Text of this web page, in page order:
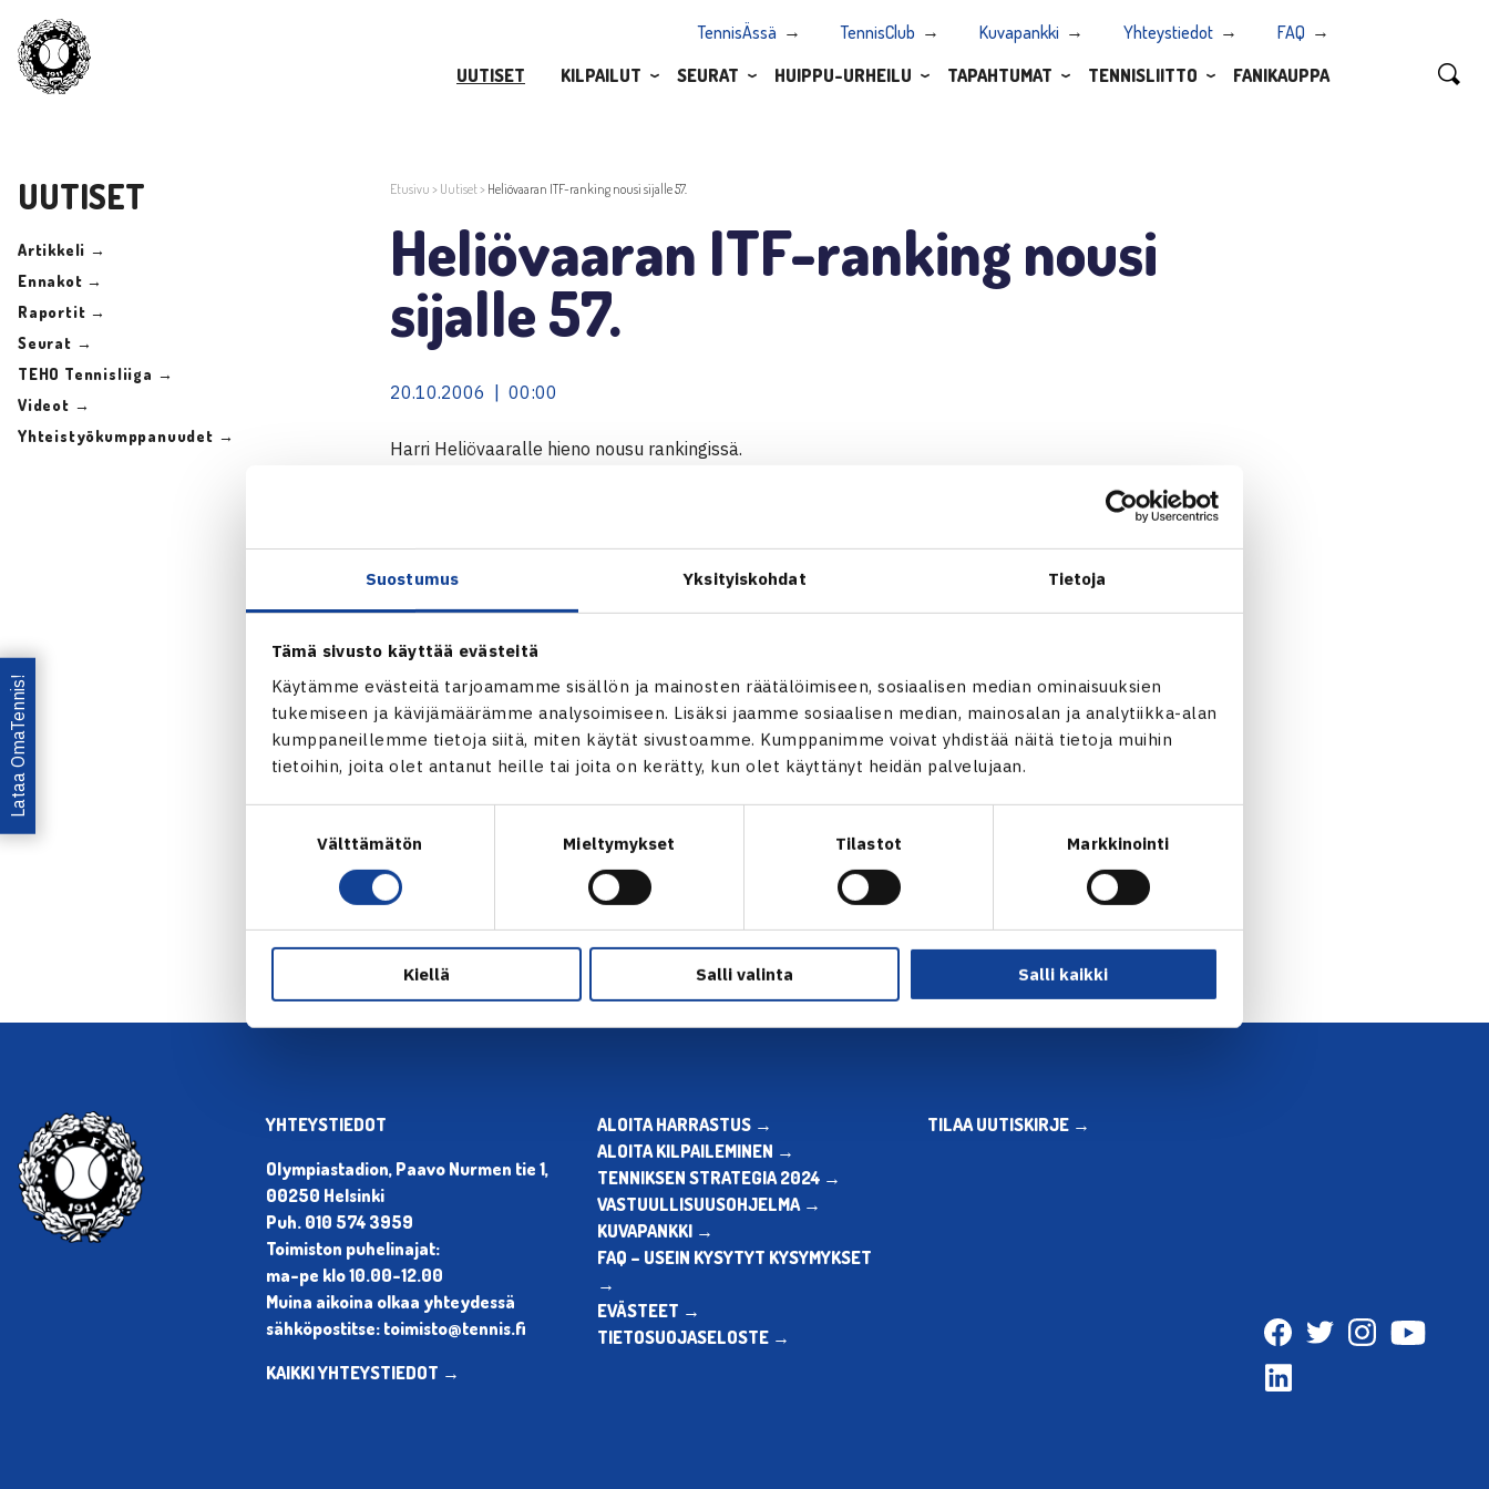
Suostumus Yksityiskohdat Tietoja
Tämä sivusto käyttää evästeitä
Käytämme evästeitä tarjoamamme sisällön ja mainosten räätälöimiseen, sosiaalisen median ominaisuuksien
tukemiseen ja kävijämäärämme analysoimiseen. Lisäksi jaamme sosiaalisen median, mainosalan ja analytiikka-alan
kumppaneillemme tietoja siitä, miten käytät sivustoamme. Kumppanimme voivat yhdistää näitä tietoja muihin
tietoihin, joita olet antanut heille tai joita on kerätty, kun olet käyttänyt heidän palvelujaan.
Välttämätön Mieltymykset Tilastot Markkinointi
Kiellä Salli valinta Salli kaikki
TennisÄssä TennisClub Kuvapankki Yhteystiedot
FAQ
UUTISET
KILPAILUT SEURAT HUIPPU-URHEILU TAPAHTUMAT TENNISLIITTO FANIKAUPPA
UUTISET
Artikkeli →
Ennakot →
Raportit →
Seurat →
TEHO Tennisliiga →
Videot →
Yhteistyökumppanuudet →
Etusivu > Uutiset> Heliövaaran ITF-ranking nousi sijalle 57.
Heliövaaran ITF-ranking nousi
sijalle 57.
20.10.2006 | 00:00
Harri Heliövaaralle hieno nousu rankingissä.
Harri Heliövaara nousi Osakassa, Japanissa, käydyn ITF-juniorikisan finaalipaikallaan ITF-rankingissä
Jaa:
← Edellinen Seuraava uutinen: Jarkko Niemiselle tappioita… →
Lataa OmaTennis!
YHTEYSTIEDOT
Olympiastadion, Paavo Nurmen tie 1,
00250 Helsinki
Puh. 010 574 3959
Toimiston puhelinajat:
ma-pe klo 10.00-12.00
Muina aikoina olkaa yhteydessä
sähköpostitse: toimisto@tennis.fi
KAIKKI YHTEYSTIEDOT →
ALOITA HARRASTUS →
ALOITA KILPAILEMINEN →
TENNIKSEN STRATEGIA 2024 →
VASTUULLISUUSOHJELMA →
KUVAPANKKI →
FAQ – USEIN KYSYTYT KYSYMYKSET
→
EVÄSTEET →
TIETOSUOJASELOSTE →
TILAA UUTISKIRJE →